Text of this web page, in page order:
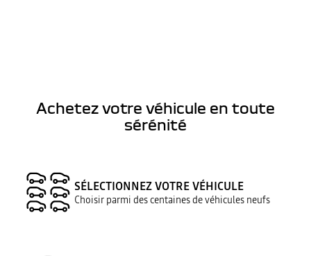
Achetez votre véhicule en toute
sérénité
SÉLECTIONNEZ VOTRE VÉHICULE
Choisir parmi des centaines de véhicules neufs